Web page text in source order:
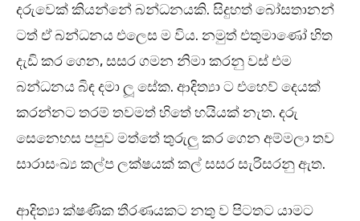
දරුවෙක් කියන්නේ බන්ධනයකි. සිදුහත් බෝසතානන්
ටත් ඒ බන්ධනය එලෙස ම විය. නමුත් එතුමාණෝ හිත
දැඩි කර ගෙන, සසර ගමන නිමා කරනු වස් එම
බන්ධනය බිඳ දමා ලූ සේක. ආදිත්‍යා ට එහෙව් දෙයක්
කරන්නට තරම් තවමත් හිතේ හයියක් නැත. දරු
සෙනෙහස පපුව මත්තේ තුරුලු කර ගෙන අම්මලා තව
සාරාසංඛ්‍ය කල්ප ලක්ෂයක් කල් සසර සැරිසරනු ඇත.
ආදිත්‍යා ක්ෂණික තීරණයකට නතු ව පිටතට යාමට